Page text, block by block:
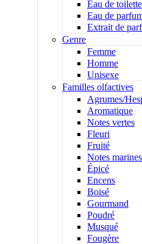
Eau de toilette
Eau de
Extrait de
Genre
Femme
Homme
Unisexe
Familles olfactives
Agrumes/
Aromatique
Notes vertes
Fleuri
Fruité
Notes marines
Épicé
Encens
Boisé
Gourmand
Poudré
Musqué
Fougère